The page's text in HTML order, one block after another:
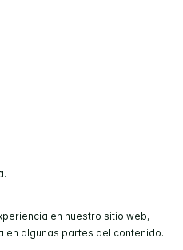
en nuestro sitio web,
en algunas partes del contenido.